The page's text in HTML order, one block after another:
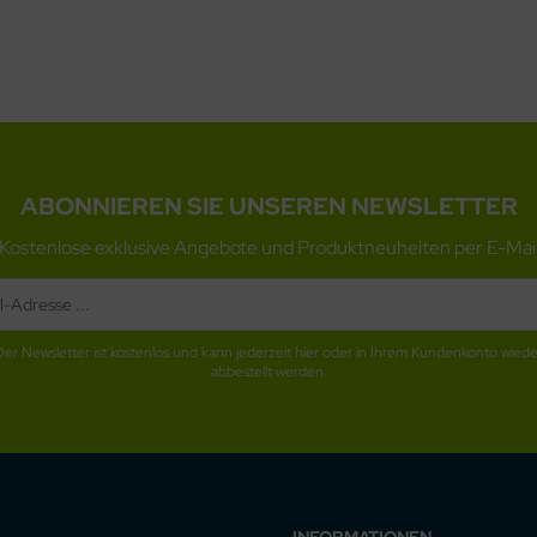
ABONNIEREN SIE UNSEREN NEWSLETTER
Kostenlose exklusive Angebote und Produktneuheiten per E-Mail
Newsletter ist kostenlos und kann jederzeit hier oder in Ihrem Kundenkonto
abbestellt werden.